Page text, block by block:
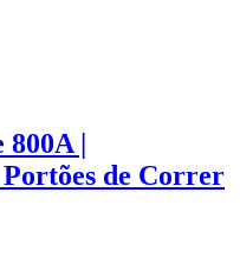
|
de Correr